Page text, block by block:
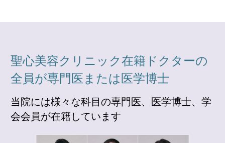
聖心美容クリニック在籍ドクターの
全員が専門医または医学博士
当院には様々な科目の専門医、医学博士、学
会会員が在籍しています